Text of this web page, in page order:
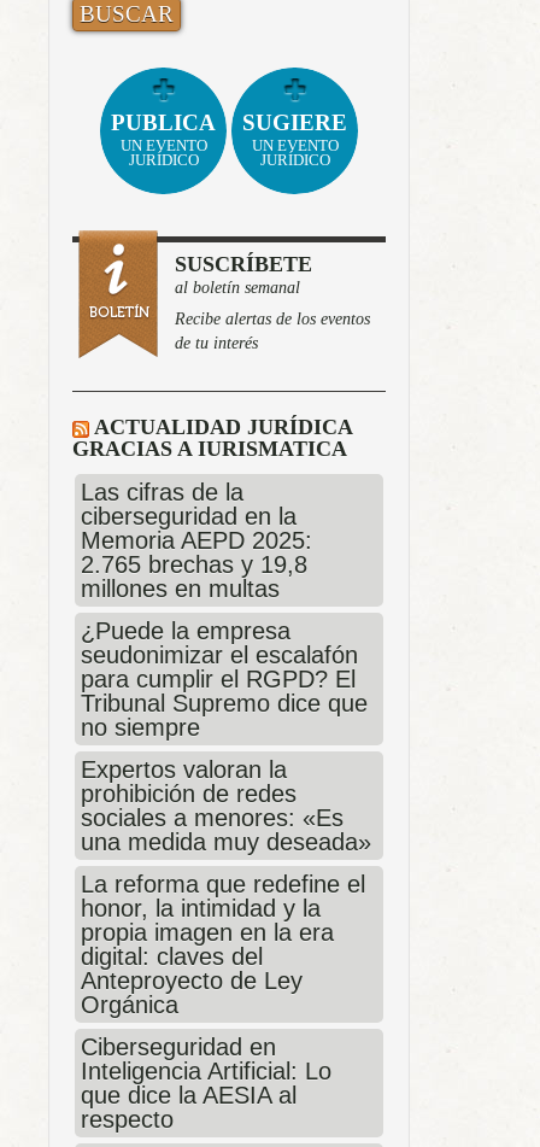
PUBLICA
UN EVENTO
JURÍDICO
SUGIERE
UN EVENTO
JURÍDICO
SUSCRÍBETE
al boletín semanal
Recibe alertas de los eventos
de tu interés
ACTUALIDAD JURÍDICA
GRACIAS A IURISMATICA
Las cifras de la
ciberseguridad en la
Memoria AEPD 2025:
2.765 brechas y 19,8
millones en multas
¿Puede la empresa
seudonimizar el escalafón
para cumplir el RGPD? El
Tribunal Supremo dice que
no siempre
Expertos valoran la
prohibición de redes
sociales a menores: «Es
una medida muy deseada»
La reforma que redefine el
honor, la intimidad y la
propia imagen en la era
digital: claves del
Anteproyecto de Ley
Orgánica
Ciberseguridad en
Inteligencia Artificial: Lo
que dice la AESIA al
respecto